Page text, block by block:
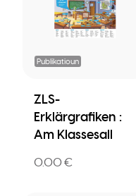
Publikatioun
ZLS-
Erklärgrafiken :
Am Klassesall
0.00 €